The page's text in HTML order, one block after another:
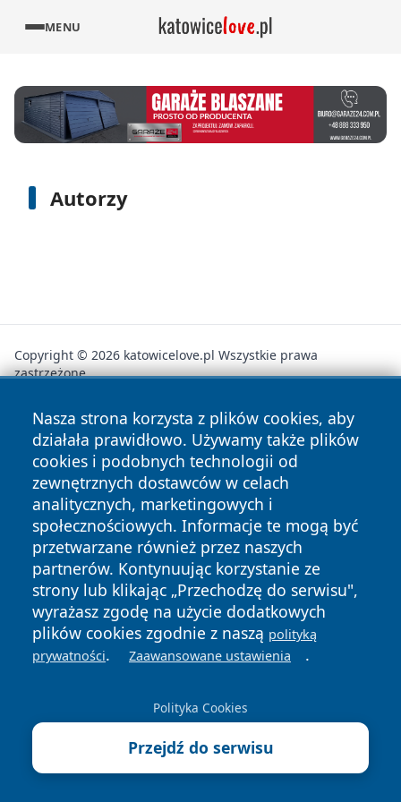
MENU
Autorzy
Nasza strona korzysta z plików cookies, aby
działała prawidłowo. Używamy także plików
cookies i podobnych technologii od
zewnętrznych dostawców w celach
analitycznych, marketingowych i
społecznościowych. Informacje te mogą być
przetwarzane również przez naszych
partnerów. Kontynuując korzystanie ze
strony lub klikając „Przechodzę do serwisu",
wyrażasz zgodę na użycie dodatkowych
plików cookies zgodnie z naszą polityką
prywatności. Zaawansowane ustawienia .
Polityka Cookies
Przejdź do serwisu
Copyright © 2026 katowicelove.pl Wszystkie prawa
zastrzeżone.
News Autorzy
Polityka
Prywatności
Polityka
Cookies